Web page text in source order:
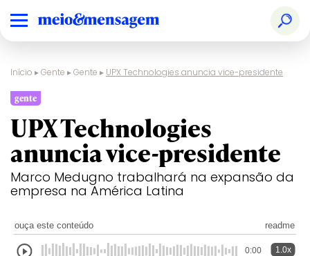
Início ▸Gente ▸Gente ▸ UPX Technologies anuncia vice-presidente
gente
UPX Technologies
anuncia vice-presidente
Marco Medugno trabalhará na expansão da
empresa na América Latina
ouça este conteúdo readme
0:00 1.0x